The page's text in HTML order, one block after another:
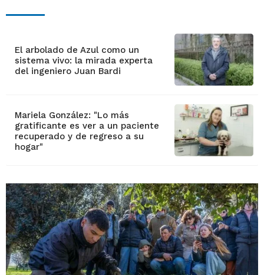
El arbolado de Azul como un
sistema vivo: la mirada experta
del ingeniero Juan Bardi
Mariela González: "Lo más
gratificante es ver a un paciente
recuperado y de regreso a su
hogar"